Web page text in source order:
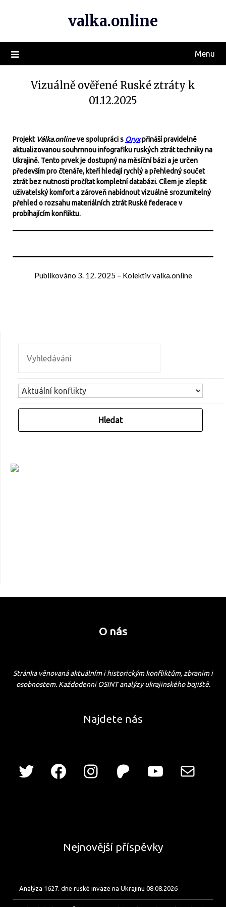
valka.online
Menu
Vizuálně ověřené Ruské ztráty k
01.12.2025
Projekt Válka.onlineve spolupráci s Oryxpřináší pravidelně
aktualizovanou souhrnnou infografiku ruských ztrát techniky na
Ukrajině. Tento prvek je dostupný na měsíční bázi a je určen
především pro čtenáře, kteří hledají rychlý a přehledný součet
ztrát bez nutnosti pročítat kompletní databázi. Cílem je zlepšit
uživatelský komfort a zároveň nabídnout vizuálně srozumitelný
přehled o rozsahu materiálních ztrát Ruské federace v
probíhajícím konfliktu.
Publikováno 3. 12. 2025 – Kolektiv valka.online
O nás
Stránka věnovaná aktuálním i historickým konfliktům, zbraním i
osobnostem. Každodenní OSINT analýzy ukrajinského bojiště.
Najdete nás
Nejnovější příspěvky
Analýza 1627. dne ruské invaze na Ukrajinu 08.08.2026